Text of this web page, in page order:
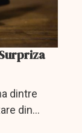
dintre
din
cauza